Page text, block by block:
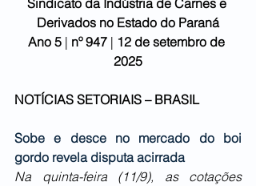
Sindicato da Indústria de Carnes e
Derivados no Estado do Paraná
Ano 5 | nº 947 | 12 de setembro de
2025
NOTÍCIAS SETORIAIS – BRASIL
Sobe e desce no mercado do boi
gordo revela disputa acirrada
Na quinta-feira (11/9), as cotações